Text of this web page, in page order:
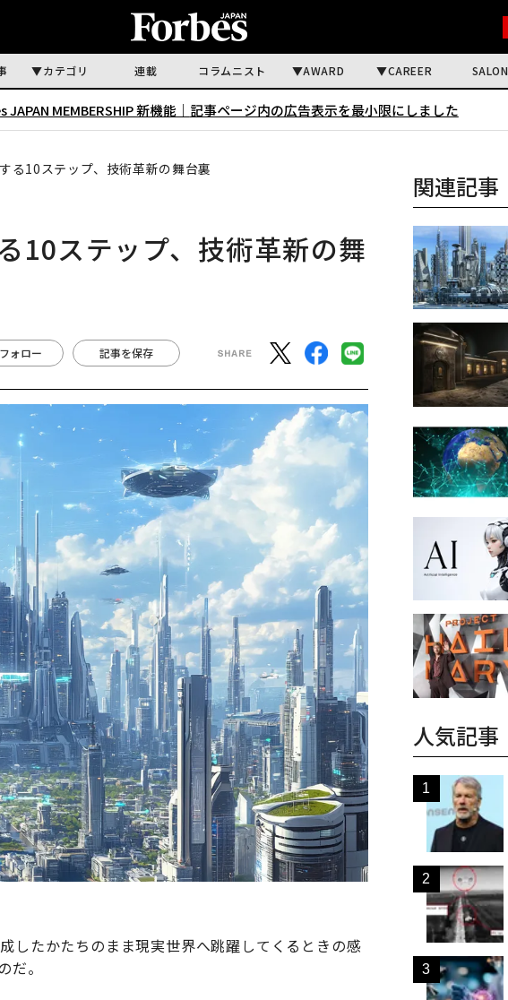
カテゴリ 連載 コラムニスト AWARD CAREER SALON
JAPAN MEMBERSHIP 新機能｜ 記事ページ内の広告表示を最小限にしました
る10ステップ、技術革新の舞台裏
10ステップ、技術革新の舞
ォロー 記事を保存
したかたちのまま現実世界へ跳躍してくるときの感
。
関連記事
人気記事